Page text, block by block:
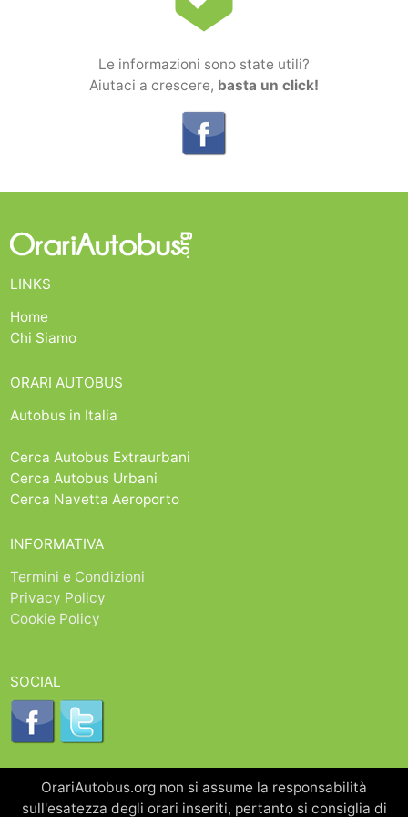
Le informazioni sono state utili?
Aiutaci a crescere, basta un click!
LINKS
Home
Chi Siamo
ORARI AUTOBUS
Autobus in Italia
Cerca Autobus Extraurbani
Cerca Autobus Urbani
Cerca Navetta Aeroporto
INFORMATIVA
Termini e Condizioni
Privacy Policy
Cookie Policy
SOCIAL
OrariAutobus.org non si assume la responsabilità
sull'esatezza degli orari inseriti, pertanto si consiglia di